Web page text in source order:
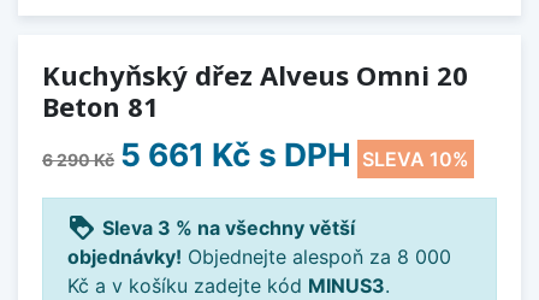
Kuchyňský dřez Alveus Omni 20
Beton 81
6 290 Kč 5 661 Kč s DPH SLEVA 10%
loyalty Sleva 3 % na všechny větší
objednávky! Objednejte alespoň za 8 000
Kč a v košíku zadejte kód MINUS3.